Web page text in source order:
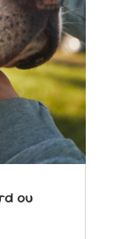
ou